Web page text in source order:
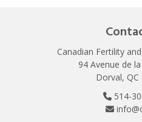
Canadian Fertility
94 Avenue de
Dorval,
514-